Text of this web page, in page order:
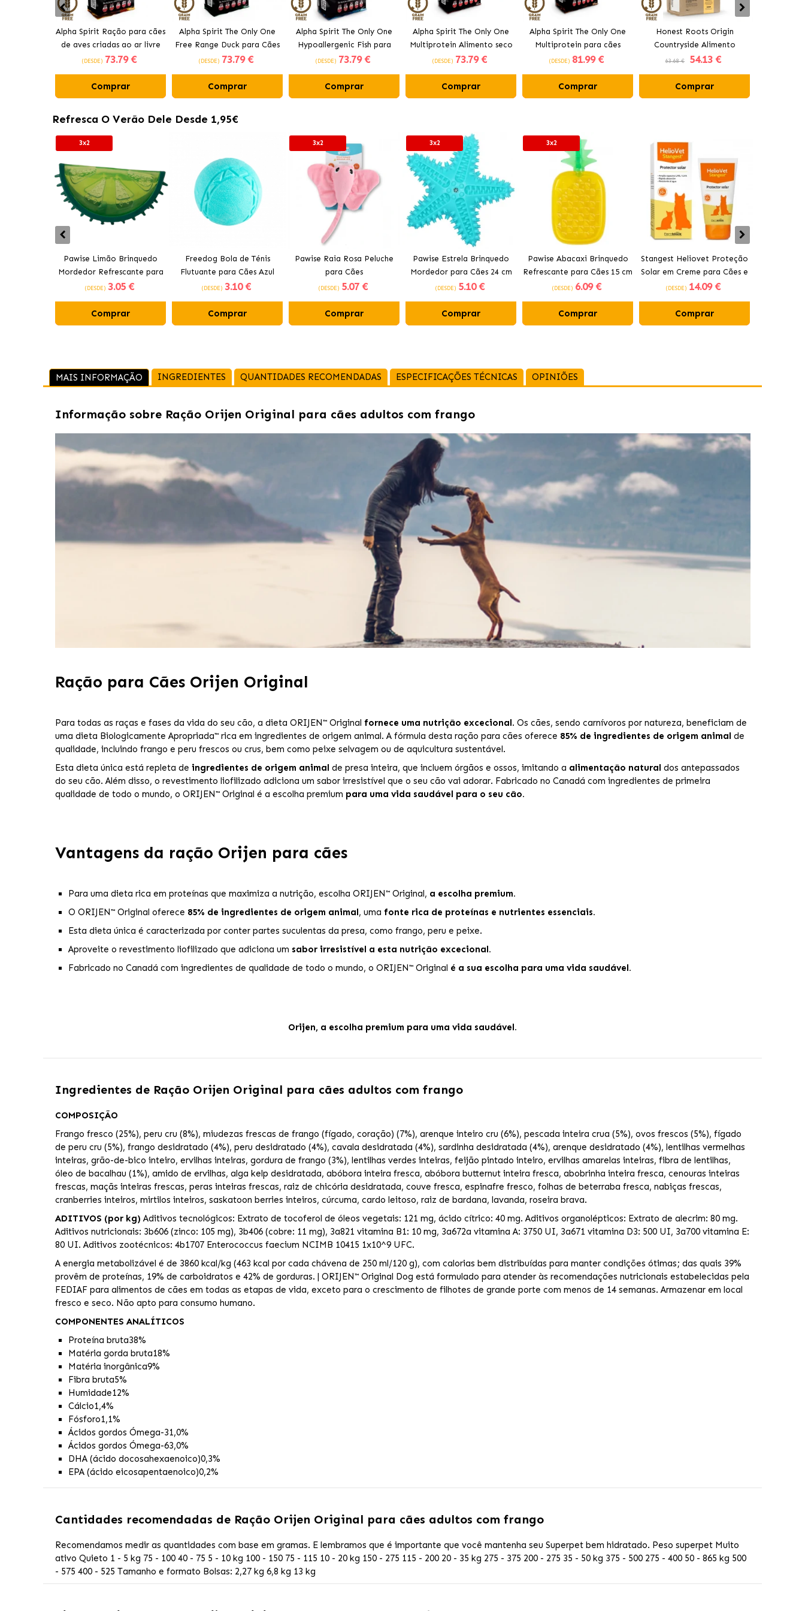
Alpha Spirit Ração para cães
de aves criadas ao ar livre
(DESDE) 73.79 €
Comprar
Alpha Spirit The Only One
Free Range Duck para Cães
(DESDE) 73.79 €
Comprar
Alpha Spirit The Only One
Hypoallergenic Fish para
cães adultos
(DESDE) 73.79 €
Comprar
Alpha Spirit The Only One
Multiprotein Alimento seco
para filhotes
(DESDE) 73.79 €
Comprar
Alpha Spirit The Only One
Multiprotein para cães
adultos
(DESDE) 81.99 €
Comprar
Honest Roots Origin
Countryside Alimento
Natural para Cães com
63.68 € 54.13 €
Comprar
Refresca O Verão Dele Desde 1,95€
3x2
Pawise Limão Brinquedo
Mordedor Refrescante para
Cães 12 cm
(DESDE) 3.05 €
Comprar
Freedog Bola de Ténis
Flutuante para Cães Azul
(DESDE) 3.10 €
Comprar
3x2
Pawise Raia Rosa Peluche
para Cães
(DESDE) 5.07 €
Comprar
3x2
Pawise Estrela Brinquedo
Mordedor para Cães 24 cm
(DESDE) 5.10 €
Comprar
3x2
Pawise Abacaxi Brinquedo
Refrescante para Cães 15 cm
(DESDE) 6.09 €
Comprar
Stangest Heliovet Proteção
Solar em Creme para Cães e
Gatos FPS 50+
(DESDE) 14.09 €
Comprar
MAIS INFORMAÇÃO INGREDIENTES QUANTIDADES RECOMENDADAS ESPECIFICAÇÕES TÉCNICAS OPINIÕES
Informação sobre Ração Orijen Original para cães adultos com frango
Ração para Cães Orijen Original
Para todas as raças e fases da vida do seu cão, a dieta ORIJEN™ Original fornece uma nutrição excecional. Os cães, sendo carnívoros por natureza, beneficiam de
uma dieta Biologicamente Apropriada™ rica em ingredientes de origem animal. A fórmula desta ração para cães oferece 85% de ingredientes de origem animal de
qualidade, incluindo frango e peru frescos ou crus, bem como peixe selvagem ou de aquicultura sustentável.
Esta dieta única está repleta de ingredientes de origem animal de presa inteira, que incluem órgãos e ossos, imitando a alimentação natural dos antepassados
do seu cão. Além disso, o revestimento liofilizado adiciona um sabor irresistível que o seu cão vai adorar. Fabricado no Canadá com ingredientes de primeira
qualidade de todo o mundo, o ORIJEN™ Original é a escolha premium para uma vida saudável para o seu cão.
Vantagens da ração Orijen para cães
Para uma dieta rica em proteínas que maximiza a nutrição, escolha ORIJEN™ Original, a escolha premium.
O ORIJEN™ Original oferece 85% de ingredientes de origem animal, uma fonte rica de proteínas e nutrientes essenciais.
Esta dieta única é caracterizada por conter partes suculentas da presa, como frango, peru e peixe.
Aproveite o revestimento liofilizado que adiciona um sabor irresistível a esta nutrição excecional.
Fabricado no Canadá com ingredientes de qualidade de todo o mundo, o ORIJEN™ Original é a sua escolha para uma vida saudável.
Orijen, a escolha premium para uma vida saudável.
Ingredientes de Ração Orijen Original para cães adultos com frango
COMPOSIÇÃO
Frango fresco (25%), peru cru (8%), miudezas frescas de frango (fígado, coração) (7%), arenque inteiro cru (6%), pescada inteira crua (5%), ovos frescos (5%), fígado
de peru cru (5%), frango desidratado (4%), peru desidratado (4%), cavala desidratada (4%), sardinha desidratada (4%), arenque desidratado (4%), lentilhas vermelhas
inteiras, grão-de-bico inteiro, ervilhas inteiras, gordura de frango (3%), lentilhas verdes inteiras, feijão pintado inteiro, ervilhas amarelas inteiras, fibra de lentilhas,
óleo de bacalhau (1%), amido de ervilhas, alga kelp desidratada, abóbora inteira fresca, abóbora butternut inteira fresca, abobrinha inteira fresca, cenouras inteiras
frescas, maçãs inteiras frescas, peras inteiras frescas, raiz de chicória desidratada, couve fresca, espinafre fresco, folhas de beterraba fresca, nabiças frescas,
cranberries inteiros, mirtilos inteiros, saskatoon berries inteiros, cúrcuma, cardo leitoso, raiz de bardana, lavanda, roseira brava.
ADITIVOS (por kg) Aditivos tecnológicos: Extrato de tocoferol de óleos vegetais: 121 mg, ácido cítrico: 40 mg. Aditivos organolépticos: Extrato de alecrim: 80 mg.
Aditivos nutricionais: 3b606 (zinco: 105 mg), 3b406 (cobre: 11 mg), 3a821 vitamina B1: 10 mg, 3a672a vitamina A: 3750 UI, 3a671 vitamina D3: 500 UI, 3a700 vitamina E:
80 UI. Aditivos zootécnicos: 4b1707 Enterococcus faecium NCIMB 10415 1x10^9 UFC.
A energia metabolizável é de 3860 kcal/kg (463 kcal por cada chávena de 250 ml/120 g), com calorias bem distribuídas para manter condições ótimas; das quais 39%
provêm de proteínas, 19% de carboidratos e 42% de gorduras. | ORIJEN™ Original Dog está formulado para atender às recomendações nutricionais estabelecidas pela
FEDIAF para alimentos de cães em todas as etapas de vida, exceto para o crescimento de filhotes de grande porte com menos de 14 semanas. Armazenar em local
fresco e seco. Não apto para consumo humano.
COMPONENTES ANALÍTICOS
Proteína bruta38%
Matéria gorda bruta18%
Matéria inorgânica9%
Fibra bruta5%
Humidade12%
Cálcio1,4%
Fósforo1,1%
Ácidos gordos Ómega-31,0%
Ácidos gordos Ómega-63,0%
DHA (ácido docosahexaenoico)0,3%
EPA (ácido eicosapentaenoico)0,2%
Cantidades recomendadas de Ração Orijen Original para cães adultos com frango
Recomendamos medir as quantidades com base em gramas. E lembramos que é importante que você mantenha seu Superpet bem hidratado. Peso superpet Muito
ativo Quieto 1 - 5 kg 75 - 100 40 - 75 5 - 10 kg 100 - 150 75 - 115 10 - 20 kg 150 - 275 115 - 200 20 - 35 kg 275 - 375 200 - 275 35 - 50 kg 375 - 500 275 - 400 50 - 865 kg 500
- 575 400 - 525 Tamanho e formato Bolsas: 2,27 kg 6,8 kg 13 kg